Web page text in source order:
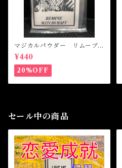
マジカルパウダー リムーブ
ウィッチクラフト Magical
Powder REMOVE WITCH
CRAFT
¥440
20%OFF
セール中の商品